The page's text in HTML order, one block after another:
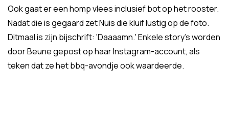
Ook gaat er een homp vlees inclusief bot op het rooster.
Nadat die is gegaard zet Nuis die kluif lustig op de foto.
Ditmaal is zijn bijschrift: 'Daaaamn.' Enkele story's worden
door Beune gepost op haar Instagram-account, als
teken dat ze het bbq-avondje ook waardeerde.